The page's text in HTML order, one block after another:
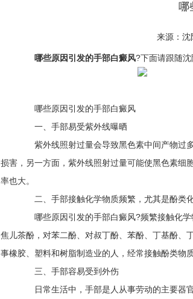
哪
来源：
哪些原因引发的手部白癜风?下面请跟随沈
哪些原因引发的手部白癜风
一、手部易受紫外线曝晒
紫外线照射过量会导致黑色素中间产物过多
损害，另一方面，紫外线照射过量可能使黑色素细
率也大。
二、手部接触化学物质频繁，尤其是酚类
哪些原因引发的手部白癜风?频繁接触化学
焦儿茶酚，对苯二酚、对叔丁酚、苯酚、丁基酚、
事橡胶、塑料和树脂制造业的人，经常接触酚类物
三、手部容易受到外伤
日常生活中，手部是人从事劳动的主要器官